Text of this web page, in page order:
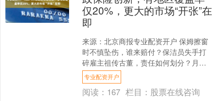
仅20%，更大的市场“开张”在
即
来源：北京商报专业配资开户 保姆擦窗
时不慎坠伤，谁来赔付？保洁员失手打
碎雇主祖传古董，责任如何划分？月嫂
突发急病倒在雇主家中，医疗费该由谁
出？这些场景在家政服务....
专业配资开户
阅读： 167 栏目： 股票在线咨询